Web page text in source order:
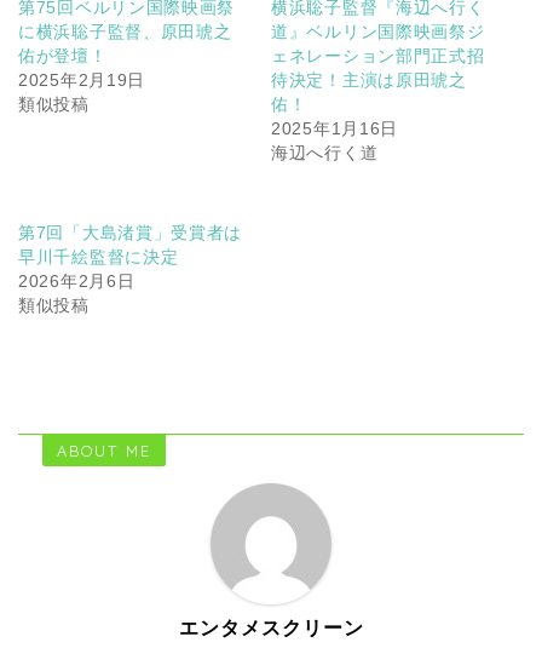
第75回ベルリン国際映画祭
に横浜聡子監督、原田琥之
佑が登壇！
2025年2月19日
類似投稿
横浜聡子監督『海辺へ行く
道』ベルリン国際映画祭ジ
ェネレーション部門正式招
待決定！主演は原田琥之
佑！
2025年1月16日
海辺へ行く道
第7回「大島渚賞」受賞者は
早川千絵監督に決定
2026年2月6日
類似投稿
ABOUT ME
エンタメスクリーン